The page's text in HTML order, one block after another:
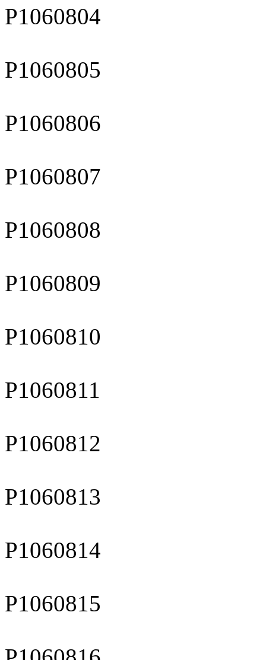
P1060804
P1060805
P1060806
P1060807
P1060808
P1060809
P1060810
P1060811
P1060812
P1060813
P1060814
P1060815